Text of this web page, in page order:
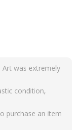
Art was extremely
condition,
purchase an item